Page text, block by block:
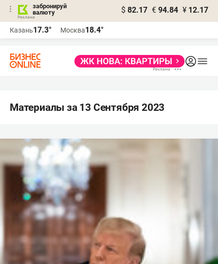
забронируй
валюту
$ 82.17 € 94.84 ¥ 12.17
Казань17.3° Москва18.4°
Материалы за 13 Сентября 2023